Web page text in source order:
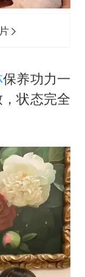
保养功力一
状态完全